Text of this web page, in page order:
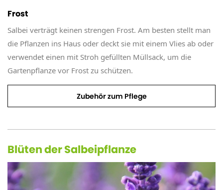
Frost
Salbei verträgt keinen strengen Frost. Am besten stellt man
die Pflanzen ins Haus oder deckt sie mit einem Vlies ab oder
verwendet einen mit Stroh gefüllten Müllsack, um die
Gartenpflanze vor Frost zu schützen.
Zubehör zum Pflege
Blüten der Salbeipflanze